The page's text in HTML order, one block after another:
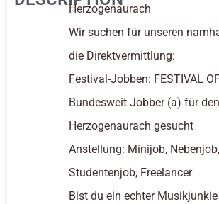
Herzogenaurach
Wir suchen für unseren
die Direktvermittlung:
Festival-Jobben: FESTIVAL
Bundesweit Jobber (a) für
Herzogenaurach gesucht
Anstellung: Minijob,
Studentenjob, Freelancer
Bist du ein echter